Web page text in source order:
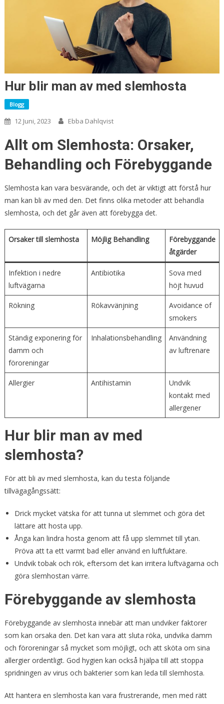
Hur blir man av med slemhosta
Blogg
12 Juni, 2023 Ebba Dahlqvist
Allt om Slemhosta: Orsaker,
Behandling och Förebyggande
Slemhosta kan vara besvärande, och det är viktigt att förstå hur
man kan bli av med den. Det finns olika metoder att behandla
slemhosta, och det går även att förebygga det.
Orsaker till slemhosta Möjlig Behandling
Förebyggande
åtgärder
Infektion i nedre
luftvägarna
Antibiotika
Sova med
höjt huvud
Rökning Rökavvänjning
Avoidance of
smokers
Ständig exponering för
damm och
föroreningar
Inhalationsbehandling
Användning
av luftrenare
Allergier Antihistamin
Undvik
kontakt med
allergener
Hur blir man av med
slemhosta?
För att bli av med slemhosta, kan du testa följande
tillvägagångssätt:
Drick mycket vätska för att tunna ut slemmet och göra det
lättare att hosta upp.
Ånga kan lindra hosta genom att få upp slemmet till ytan.
Pröva att ta ett varmt bad eller använd en luftfuktare.
Undvik tobak och rök, eftersom det kan irritera luftvägarna och
göra slemhostan värre.
Förebyggande av slemhosta
Förebyggande av slemhosta innebär att man undviker faktorer
som kan orsaka den. Det kan vara att sluta röka, undvika damm
och föroreningar så mycket som möjligt, och att sköta om sina
allergier ordentligt. God hygien kan också hjälpa till att stoppa
spridningen av virus och bakterier som kan leda till slemhosta.
Att hantera en slemhosta kan vara frustrerande, men med rätt